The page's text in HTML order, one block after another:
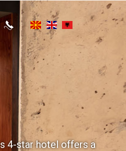
4-star hotel offers a